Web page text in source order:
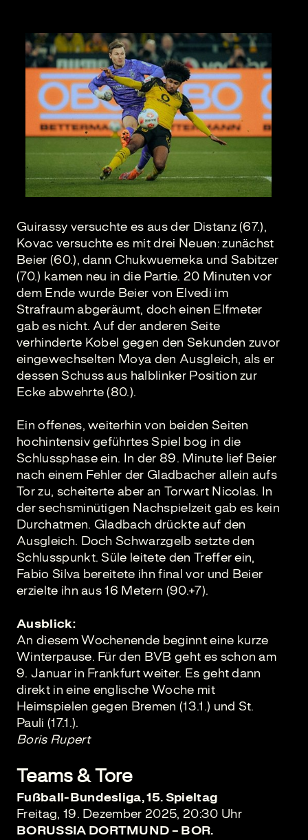
Guirassy versuchte es aus der Distanz (67.),
Kovac versuchte es mit drei Neuen: zunächst
Beier (60.), dann Chukwuemeka und Sabitzer
(70.) kamen neu in die Partie. 20 Minuten vor
dem Ende wurde Beier von Elvedi im
Strafraum abgeräumt, doch einen Elfmeter
gab es nicht. Auf der anderen Seite
verhinderte Kobel gegen den Sekunden zuvor
eingewechselten Moya den Ausgleich, als er
dessen Schuss aus halblinker Position zur
Ecke abwehrte (80.).
Ein offenes, weiterhin von beiden Seiten
hochintensiv geführtes Spiel bog in die
Schlussphase ein. In der 89. Minute lief Beier
nach einem Fehler der Gladbacher allein aufs
Tor zu, scheiterte aber an Torwart Nicolas. In
der sechsminütigen Nachspielzeit gab es kein
Durchatmen. Gladbach drückte auf den
Ausgleich. Doch Schwarzgelb setzte den
Schlusspunkt. Süle leitete den Treffer ein,
Fabio Silva bereitete ihn final vor und Beier
erzielte ihn aus 16 Metern (90.+7).
Ausblick:
An diesem Wochenende beginnt eine kurze
Winterpause. Für den BVB geht es schon am
9. Januar in Frankfurt weiter. Es geht dann
direkt in eine englische Woche mit
Heimspielen gegen Bremen (13.1.) und St.
Pauli (17.1.).
Boris Rupert
Teams & Tore
Fußball-Bundesliga, 15. Spieltag
Freitag, 19. Dezember 2025, 20:30 Uhr
BORUSSIA DORTMUND – BOR.